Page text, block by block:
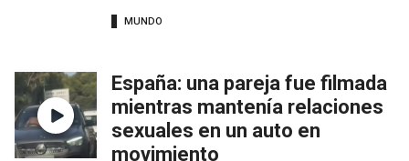
MUNDO
España: una pareja fue filmada
mientras mantenía relaciones
sexuales en un auto en
movimiento